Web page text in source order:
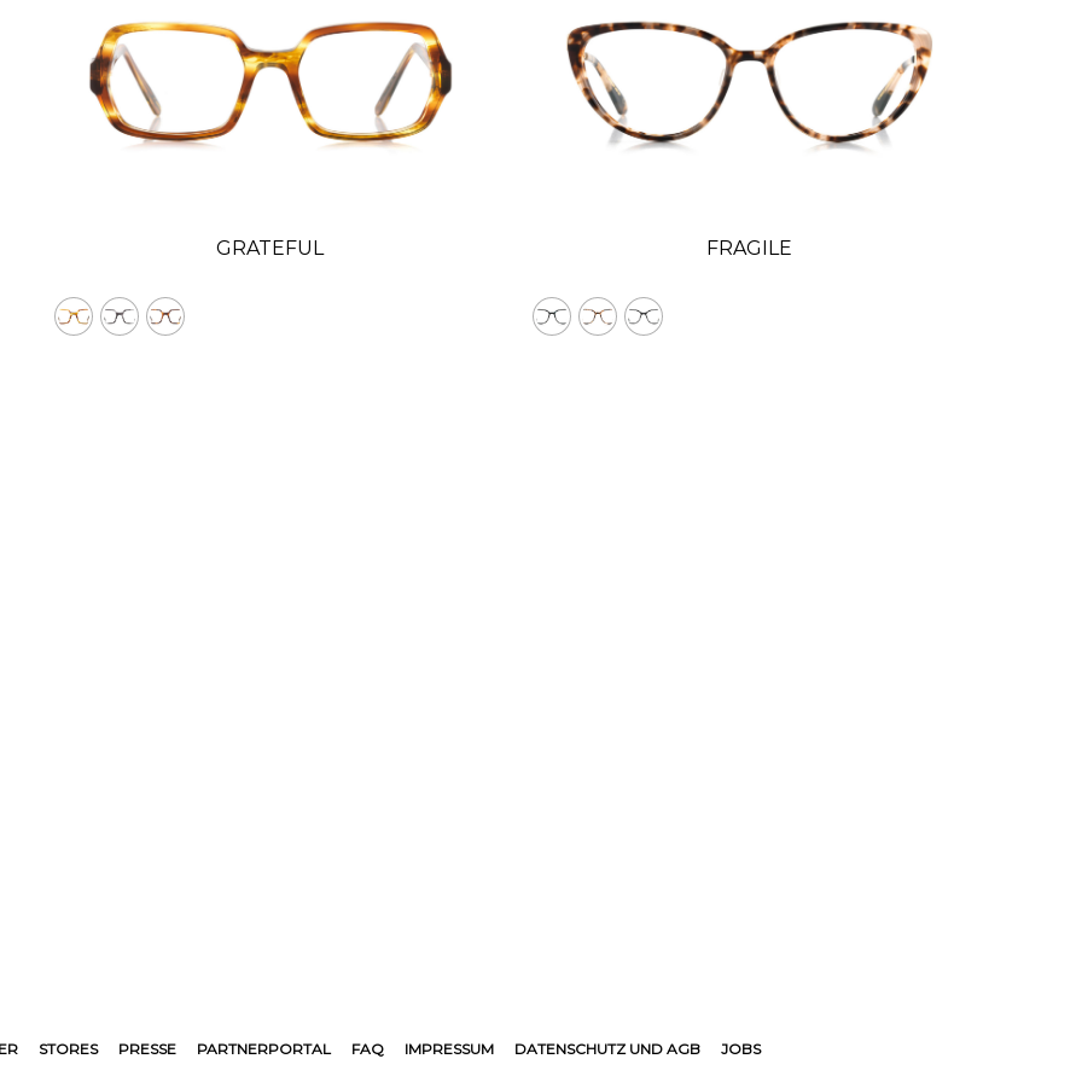
GRATEFUL FRAGILE
STORES PRESSE PARTNERPORTAL FAQ IMPRESSUM DATENSCHUTZ UND AGB JOBS